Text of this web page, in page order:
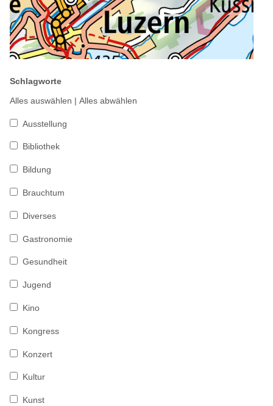
Schlagworte
Alles auswählen | Alles abwählen
Ausstellung
Bibliothek
Bildung
Brauchtum
Diverses
Gastronomie
Gesundheit
Jugend
Kino
Kongress
Konzert
Kultur
Kunst